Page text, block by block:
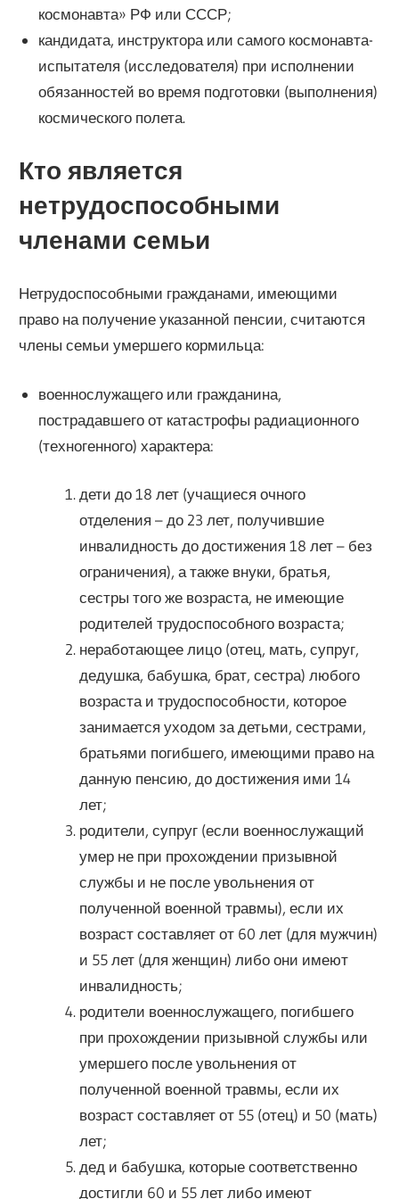
космонавта» РФ или СССР;
кандидата, инструктора или самого космонавта-
испытателя (исследователя) при исполнении
обязанностей во время подготовки (выполнения)
космического полета.
Кто является
нетрудоспособными
членами семьи
Нетрудоспособными гражданами, имеющими
право на получение указанной пенсии, считаются
члены семьи умершего кормильца:
военнослужащего или гражданина,
пострадавшего от катастрофы радиационного
(техногенного) характера:
дети до 18 лет (учащиеся очного
отделения – до 23 лет, получившие
инвалидность до достижения 18 лет – без
ограничения), а также внуки, братья,
сестры того же возраста, не имеющие
родителей трудоспособного возраста;
неработающее лицо (отец, мать, супруг,
дедушка, бабушка, брат, сестра) любого
возраста и трудоспособности, которое
занимается уходом за детьми, сестрами,
братьями погибшего, имеющими право на
данную пенсию, до достижения ими 14
лет;
родители, супруг (если военнослужащий
умер не при прохождении призывной
службы и не после увольнения от
полученной военной травмы), если их
возраст составляет от 60 лет (для мужчин)
и 55 лет (для женщин) либо они имеют
инвалидность;
родители военнослужащего, погибшего
при прохождении призывной службы или
умершего после увольнения от
полученной военной травмы, если их
возраст составляет от 55 (отец) и 50 (мать)
лет;
дед и бабушка, которые соответственно
достигли 60 и 55 лет либо имеют